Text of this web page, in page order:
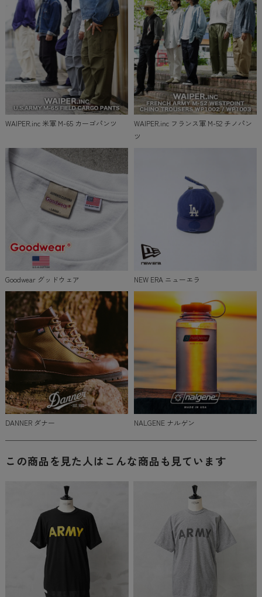
WAIPER.inc 米軍 M-65 カーゴパンツ
WAIPER.inc フランス軍 M-52 チノパン
ツ
Goodwear グッドウェア NEW ERA ニューエラ
DANNER ダナー NALGENE ナルゲン
この商品を見た人はこんな商品も見ています